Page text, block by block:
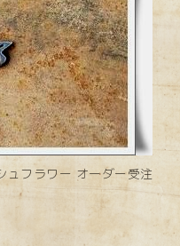
ュフラワー オーダー受注